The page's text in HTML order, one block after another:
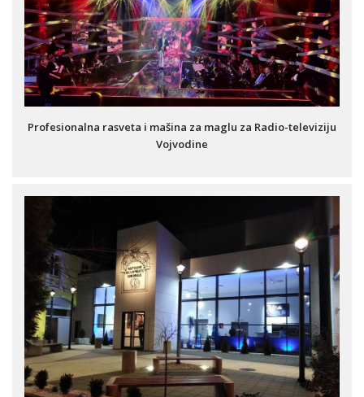
Profesionalna rasveta i mašina za maglu za Radio-televiziju
Vojvodine